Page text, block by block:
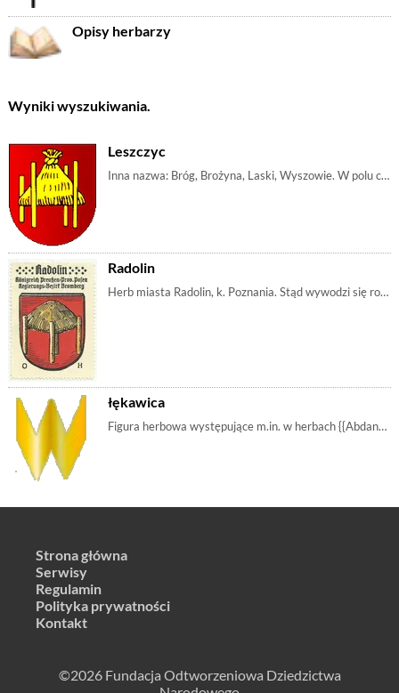
Opisy herbarzy
Wyniki wyszukiwania.
Leszczyc
Inna nazwa: Bróg, Brożyna, Laski, Wyszowie. W polu czerwonym {{bróg}} żółty na zielonej murawie. Rodziny należące do herbu: Belęcki, Białęski, Biega | m_wiata, m_strzecha, m_dach, m_słoma, m_bróg
Radolin
Herb miasta Radolin, k. Poznania. Stąd wywodzi się rodzina Radolińskich h. Leszczyc W polu czerwonym żółty bróg. | m_wiata, m_strzecha, m_dach, m_słoma, m_bróg
łękawica
Figura herbowa występujące m.in. w herbach {{Abdank|Abdank}}, {{Syrokomla|Syrokomla}} i in. Nazwa pochodzi prawdopodobnie od słowa "łękawy" (krzywy - | mobilia, m_łękawica, m_literaw, trudnesymbole, m_dachówka, m_gont, etymologia
Strona główna
Serwisy
Regulamin
Polityka prywatności
Kontakt
©2026 Fundacja Odtworzeniowa Dziedzictwa